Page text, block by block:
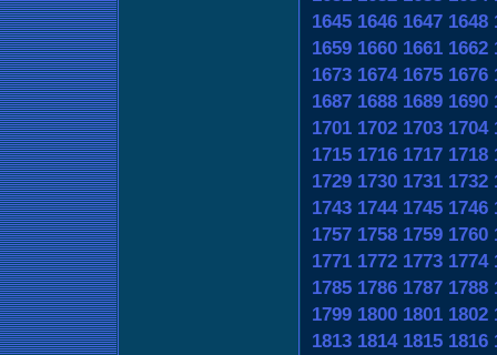
1645 1646 1647 1648
1659 1660 1661 1662
1673 1674 1675 1676
1687 1688 1689 1690
1701 1702 1703 1704
1715 1716 1717 1718
1729 1730 1731 1732
1743 1744 1745 1746
1757 1758 1759 1760
1771 1772 1773 1774
1785 1786 1787 1788
1799 1800 1801 1802
1813 1814 1815 1816